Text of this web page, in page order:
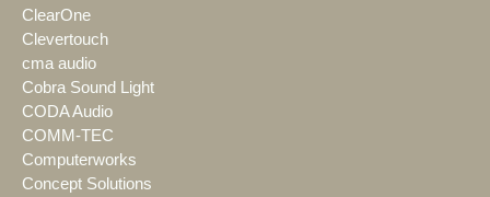
ClearOne
Clevertouch
cma audio
Cobra Sound Light
CODA Audio
COMM-TEC
Computerworks
Concept Solutions